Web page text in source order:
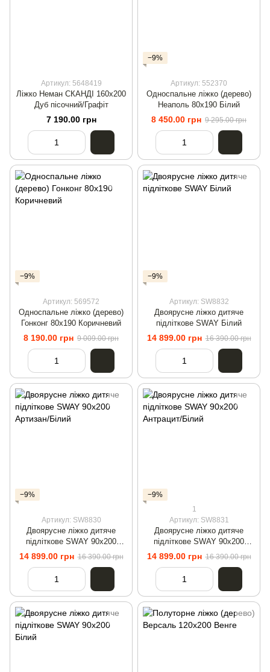
Артикул: 5648419
Ліжко Неман СКАНДІ 160х200
Дуб пісочний/Графіт
7 190.00 грн
−9%
Артикул: 552370
Односпальне ліжко (дерево)
Неаполь 80х190 Білий
8 450.00 грн 9 295.00 грн
−9%
Артикул: 569572
Односпальне ліжко (дерево)
Гонконг 80х190 Коричневий
8 190.00 грн 9 009.00 грн
−9%
Артикул: SW8832
Двоярусне ліжко дитяче
підліткове SWAY Білий
14 899.00 грн 16 390.00 грн
−9%
Артикул: SW8830
Двоярусне ліжко дитяче
підліткове SWAY 90x200
Артизан/Білий
14 899.00 грн 16 390.00 грн
−9%
1
Артикул: SW8831
Двоярусне ліжко дитяче
підліткове SWAY 90x200
Антрацит/Білий
14 899.00 грн 16 390.00 грн